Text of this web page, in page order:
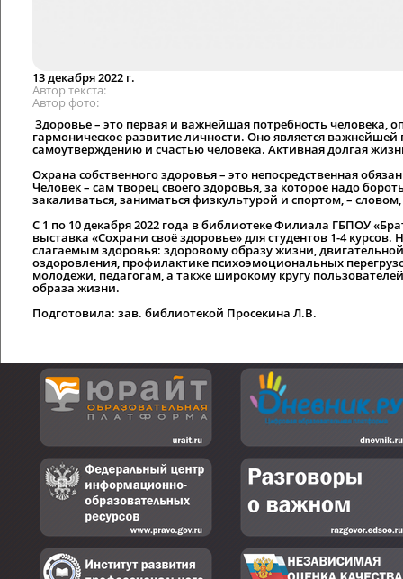
13 декабря 2022 г.
Автор текста
Автор фото
Здоровье – это первая и важнейшая потребность человека,
гармоническое развитие личности. Оно является
самоутверждению и счастью человека. Активная долгая
Охрана собственного здоровья – это непосредственная
Человек – сам творец своего здоровья, за которое надо
закаливаться, заниматься физкультурой и спортом, –
С 1 по 10 декабря 2022 года в библиотеке Филиала ГБПОУ
выставка «Сохрани своё здоровье» для студентов 1-4
слагаемым здоровья: здоровому образу жизни,
оздоровления, профилактике психоэмоциональных
молодежи, педагогам, а также широкому кругу
образа жизни.
Подготовила: зав. библиотекой Просекина Л.В.